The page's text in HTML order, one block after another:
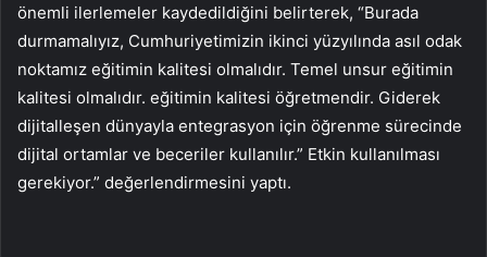
önemli ilerlemeler kaydedildiğini belirterek, “Burada
durmamalıyız, Cumhuriyetimizin ikinci yüzyılında asıl odak
noktamız eğitimin kalitesi olmalıdır. Temel unsur eğitimin
kalitesi olmalıdır. eğitimin kalitesi öğretmendir. Giderek
dijitalleşen dünyayla entegrasyon için öğrenme sürecinde
dijital ortamlar ve beceriler kullanılır.” Etkin kullanılması
gerekiyor.” değerlendirmesini yaptı.